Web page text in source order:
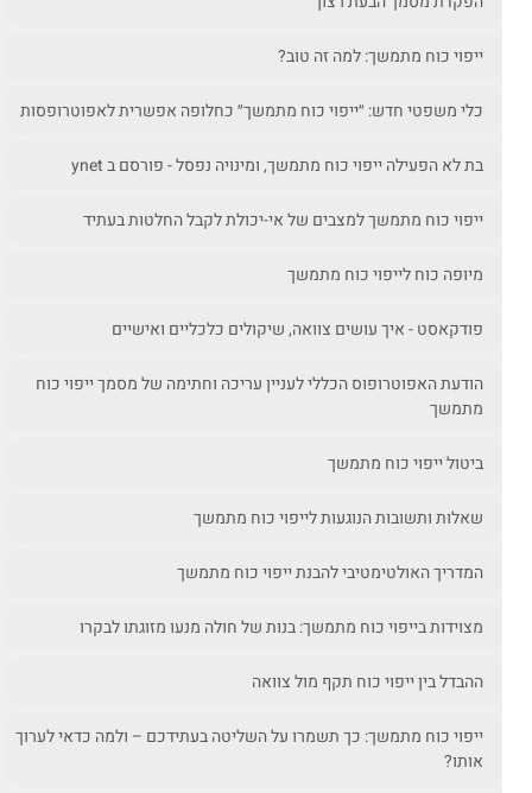
ייפוי כוח מתמשך: למה זה טוב?
כלי משפטי חדש: ״ייפוי כוח מתמשך״ כחלופה אפשרית לאפוטרופסות
בת לא הפעילה ייפוי כוח מתמשך, ומינויה נפסל - פורסם ב ynet
ייפוי כוח מתמשך למצבים של אי-יכולת לקבל החלטות בעתיד
מיופה כוח לייפוי כוח מתמשך
פודקאסט - איך עושים צוואה, שיקולים כלכליים ואישיים
הודעת האפוטרופוס הכללי לעניין עריכה וחתימה של מסמך ייפוי כוח
מתמשך
ביטול ייפוי כוח מתמשך
שאלות ותשובות הנוגעות לייפוי כוח מתמשך
המדריך האולטימטיבי להבנת ייפוי כוח מתמשך
מצוידות בייפוי כוח מתמשך: בנות של חולה מנעו מזוגתו לבקרו
ההבדל בין ייפוי כוח תקף מול צוואה
ייפוי כוח מתמשך: כך תשמרו על השליטה בעתידכם – ולמה כדאי לערוך
אותו?